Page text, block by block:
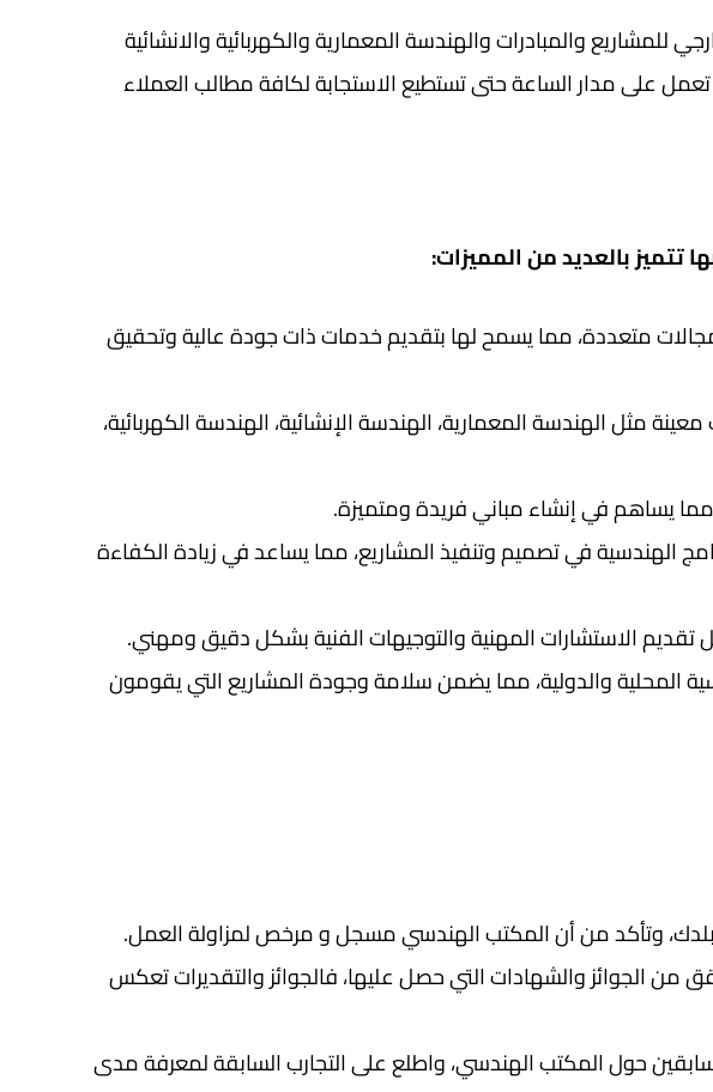
والمبادرات والهندسة المعمارية والكهربائية والانشائية
على مدار الساعة حتى تستطيع الاستجابة لكافة مطالب العملاء
بالعديد من المميزات:
متعددة، مما يسمح لها بتقديم خدمات ذات جودة عالية وتحقيق
مثل الهندسة المعمارية، الهندسة الإنشائية، الهندسة الكهربائية،
يساهم في إنشاء مباني فريدة ومتميزة.
الهندسية في تصميم وتنفيذ المشاريع، مما يساعد في زيادة الكفاءة
تقديم الاستشارات المهنية والتوجيهات الفنية بشكل دقيق ومهني.
المحلية والدولية، مما يضمن سلامة وجودة المشاريع التي يقومون
وتأكد من أن المكتب الهندسي مسجل و مرخص لمزاولة العمل.
الجوائز والشهادات التي حصل عليها، فالجوائز والتقديرات تعكس
حول المكتب الهندسي، واطلع على التجارب السابقة لمعرفة مدى